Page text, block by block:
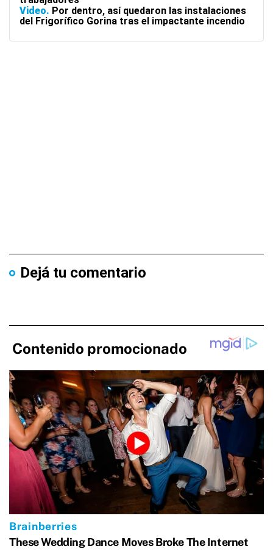
Video Por dentro, así quedaron las instalaciones
del Frigorífico Gorina tras el impactante incendio
Dejá tu comentario